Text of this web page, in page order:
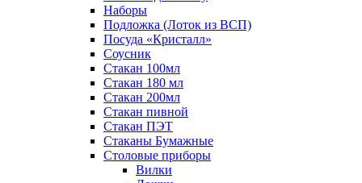
Наборы
Подложка (Лоток из ВСП)
Посуда «Кристалл»
Соусник
Стакан 100мл
Стакан 180 мл
Стакан 200мл
Стакан пивной
Стакан ПЭТ
Стаканы Бумажные
Столовые приборы
Вилки